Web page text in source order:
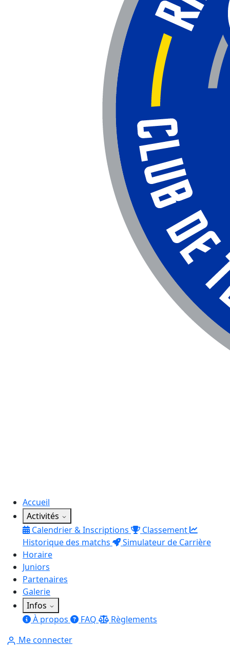
Accueil
Activités
Calendrier & Inscriptions
Classement
Historique des matchs
Simulateur de Carrière
Horaire
Juniors
Partenaires
Galerie
Infos
À propos
FAQ
Règlements
Me connecter